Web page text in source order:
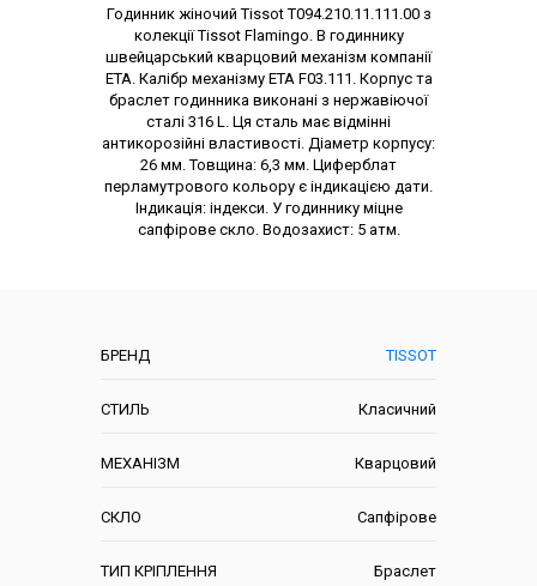
БРЕНД TISSOT
СТИЛЬ Класичний
МЕХАНІЗМ Кварцовий
СКЛО Сапфірове
ТИП КРІПЛЕННЯ Браслет
Опис товару
Годинник жіночий Tissot T094.210.11.111.00 з
колекції Tissot Flamingo. В годиннику
швейцарський кварцовий механізм компанії
ЕТА. Калібр механізму ETA F03.111. Корпус та
браслет годинника виконані з нержавіючої
сталі 316 L. Ця сталь має відмінні
антикорозійні властивості. Діаметр корпусу:
26 мм. Товщина: 6,3 мм. Циферблат
перламутрового кольору є індикацією дати.
Індикація: індекси. У годиннику міцне
сапфірове скло. Водозахист: 5 атм.